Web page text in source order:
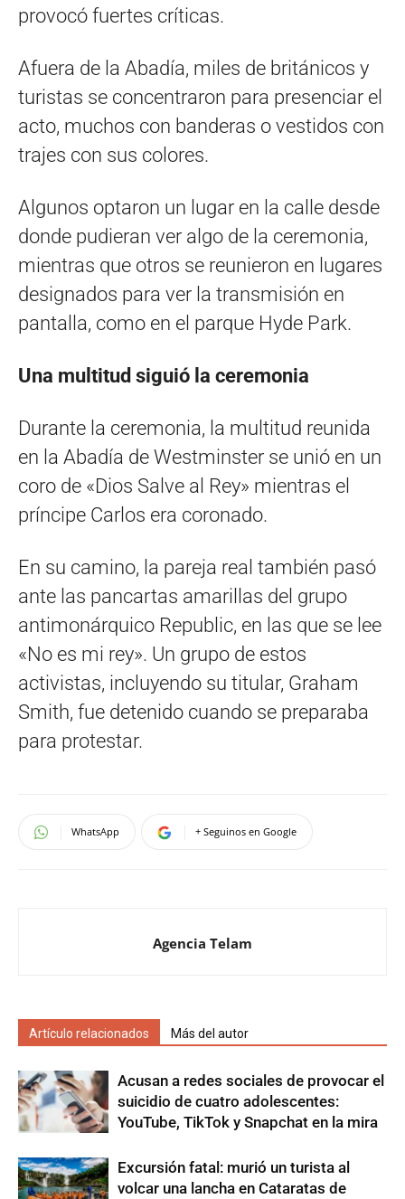
provocó fuertes críticas.
Afuera de la Abadía, miles de británicos y
turistas se concentraron para presenciar el
acto, muchos con banderas o vestidos con
trajes con sus colores.
Algunos optaron un lugar en la calle desde
donde pudieran ver algo de la ceremonia,
mientras que otros se reunieron en lugares
designados para ver la transmisión en
pantalla, como en el parque Hyde Park.
Una multitud siguió la ceremonia
Durante la ceremonia, la multitud reunida
en la Abadía de Westminster se unió en un
coro de «Dios Salve al Rey» mientras el
príncipe Carlos era coronado.
En su camino, la pareja real también pasó
ante las pancartas amarillas del grupo
antimonárquico Republic, en las que se lee
«No es mi rey». Un grupo de estos
activistas, incluyendo su titular, Graham
Smith, fue detenido cuando se preparaba
para protestar.
WhatsApp + Seguinos en Google
Agencia Telam
Artículo relacionados Más del autor
Acusan a redes sociales de provocar el
suicidio de cuatro adolescentes:
YouTube, TikTok y Snapchat en la mira
Excursión fatal: murió un turista al
volcar una lancha en Cataratas de